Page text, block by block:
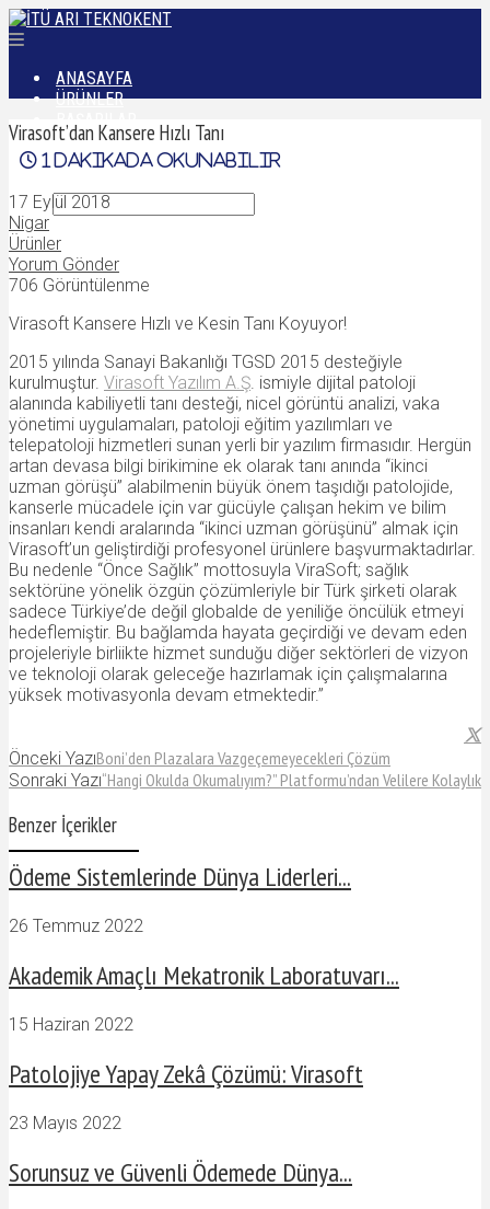
ANASAYFA
ÜRÜNLER
BAŞARILAR
DÜNYADAN
İLETIŞIM
Virasoft’dan Kansere Hızlı Tanı
1 dakikada okunabilir
17 Eylül 2018
Nigar
Ürünler
Yorum Gönder
706 Görüntülenme
Virasoft Kansere Hızlı ve Kesin Tanı Koyuyor!
2015 yılında Sanayi Bakanlığı TGSD 2015 desteğiyle
kurulmuştur. Virasoft Yazılım A.Ş. ismiyle dijital patoloji
alanında kabiliyetli tanı desteği, nicel görüntü analizi, vaka
yönetimi uygulamaları, patoloji eğitim yazılımları ve
telepatoloji hizmetleri sunan yerli bir yazılım firmasıdır. Hergün
artan devasa bilgi birikimine ek olarak tanı anında “ikinci
uzman görüşü” alabilmenin büyük önem taşıdığı patolojide,
kanserle mücadele için var gücüyle çalışan hekim ve bilim
insanları kendi aralarında “ikinci uzman görüşünü” almak için
Virasoft’un geliştirdiği profesyonel ürünlere başvurmaktadırlar.
Bu nedenle “Önce Sağlık” mottosuyla ViraSoft; sağlık
sektörüne yönelik özgün çözümleriyle bir Türk şirketi olarak
sadece Türkiye’de değil globalde de yeniliğe öncülük etmeyi
hedeflemiştir. Bu bağlamda hayata geçirdiği ve devam eden
projeleriyle birliikte hizmet sunduğu diğer sektörleri de vizyon
ve teknoloji olarak geleceğe hazırlamak için çalışmalarına
yüksek motivasyonla devam etmektedir.”
Önceki YazıBoni’den Plazalara Vazgeçemeyecekleri Çözüm
Sonraki Yazı“Hangi Okulda Okumalıyım?” Platformu’ndan Velilere Kolaylık
Benzer İçerikler
Ödeme Sistemlerinde Dünya Liderleri...
26 Temmuz 2022
Akademik Amaçlı Mekatronik Laboratuvarı...
15 Haziran 2022
Patolojiye Yapay Zekâ Çözümü: Virasoft
23 Mayıs 2022
Sorunsuz ve Güvenli Ödemede Dünya...